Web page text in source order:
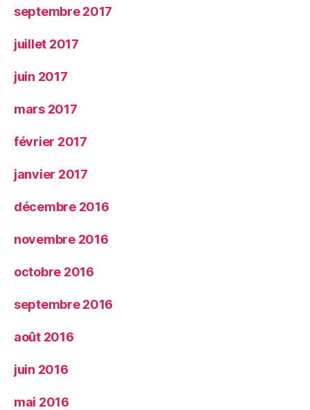
septembre 2017
juillet 2017
juin 2017
mars 2017
février 2017
janvier 2017
décembre 2016
novembre 2016
octobre 2016
septembre 2016
août 2016
juin 2016
mai 2016